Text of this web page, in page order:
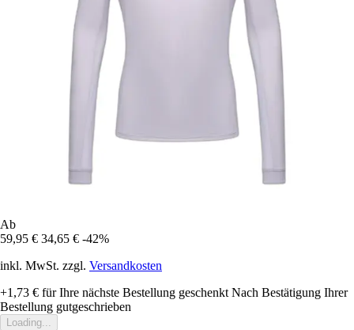
Ab
59,95 € 34,65 € -42%
inkl. MwSt. zzgl. Versandkosten
+1,73 € für Ihre nächste Bestellung geschenkt Nach Bestätigung Ihrer
Bestellung gutgeschrieben
Loading...